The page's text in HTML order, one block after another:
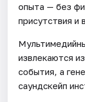
опыта — без
присутствия и
извлекаются
события, а
саундскейп